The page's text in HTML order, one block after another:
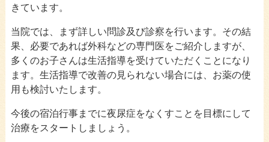
発達相談
思春期相談
ENGLISH INFORMATION
きています。
当院では、まず詳しい問診及び診察を行います。その結
果、必要であれば外科などの専門医をご紹介しますが、
多くのお子さんは生活指導を受けていただくことになり
ます。生活指導で改善の見られない場合には、お薬の使
用も検討いたします。
今後の宿泊行事までに夜尿症をなくすことを目標にして
治療をスタートしましょう。